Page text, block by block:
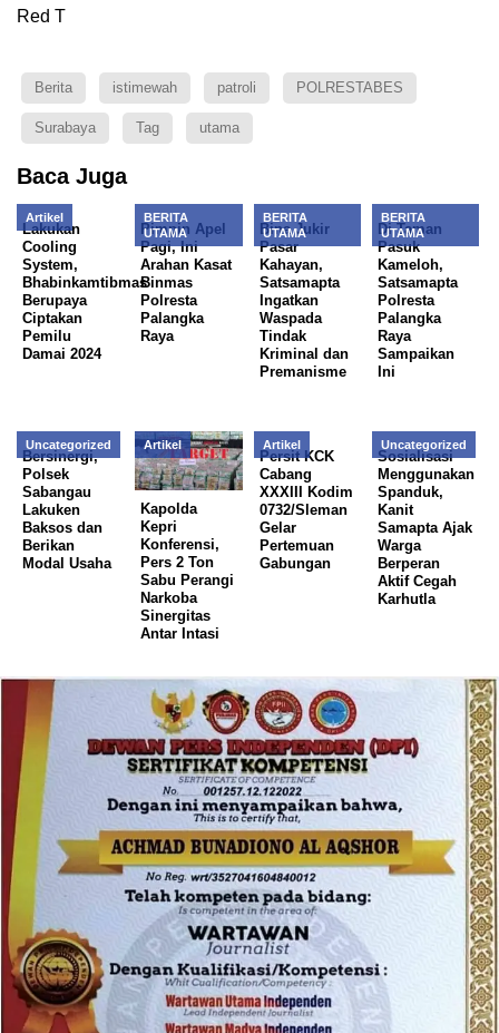
Red T
Berita istimewah patroli POLRESTABES
Surabaya Tag utama
Baca Juga
Artikel
Lakukan
Cooling
System,
Bhabinkamtibmas
Berupaya
Ciptakan
Pemilu
Damai 2024
BERITA
UTAMA
Pimpin Apel
Pagi, Ini
Arahan Kasat
Binmas
Polresta
Palangka
Raya
BERITA
UTAMA
Bina Jukir
Pasar
Kahayan,
Satsamapta
Ingatkan
Waspada
Tindak
Kriminal dan
Premanisme
BERITA
UTAMA
Di Taman
Pasuk
Kameloh,
Satsamapta
Polresta
Palangka
Raya
Sampaikan
Ini
Uncategorized
Bersinergi,
Polsek
Sabangau
Lakuken
Baksos dan
Berikan
Modal Usaha
Artikel
Kapolda
Kepri
Konferensi,
Pers 2 Ton
Sabu Perangi
Narkoba
Sinergitas
Antar Intasi
Artikel
Persit KCK
Cabang
XXXIII Kodim
0732/Sleman
Gelar
Pertemuan
Gabungan
Uncategorized
Sosialisasi
Menggunakan
Spanduk,
Kanit
Samapta Ajak
Warga
Berperan
Aktif Cegah
Karhutla